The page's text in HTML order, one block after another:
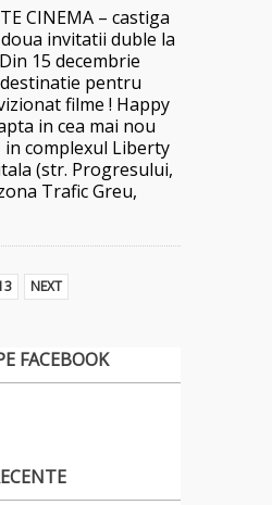
CINEMA – castiga
invitatii duble la
15 decembrie
pentru
filme ! Happy
in cea mai nou
in complexul Liberty
(str. Progresului,
Trafic Greu,
NEXT
FACEBOOK